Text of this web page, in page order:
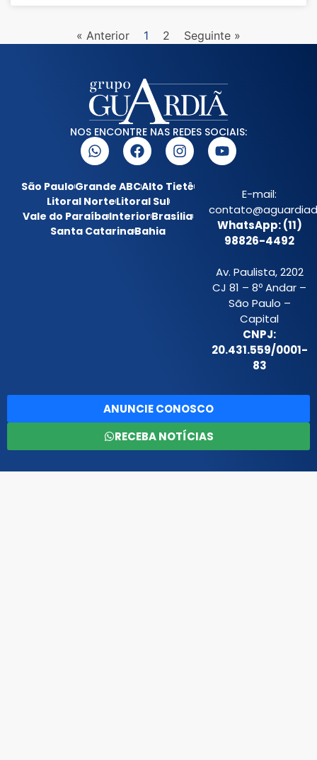
« Anterior 1 2 Seguinte »
NOS ENCONTRE NAS REDES SOCIAIS:
São PauloGrande ABCAlto Tietê
Litoral NorteLitoral Sul
Vale do ParaíbaInteriorBrasília
Santa CatarinaBahia
E-mail:
WhatsApp: (11)
98826-4492
Av. Paulista, 2202
CJ 81 – 8º Andar –
São Paulo –
Capital
CNPJ:
20.431.559/0001-
83
ANUNCIE CONOSCO
RECEBA NOTÍCIAS